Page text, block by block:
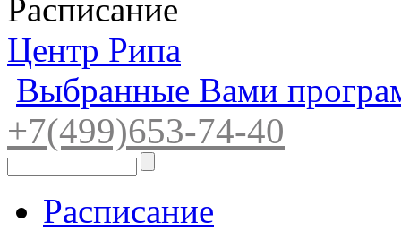
Расписание
Центр Рипа
Выбранные Вами
+7(499)653-74-40
Расписание